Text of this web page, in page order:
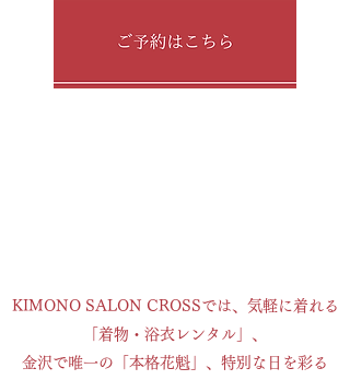
ベント参加のため、休業とさせ
ご不便をおかけして申し訳あり
ませんが、ご理解いただけます
KIMONO SALON CROSSでは、気軽に着れる
「着物・浴衣レンタル」、
金沢で唯一の「本格花魁」、特別な日を彩る